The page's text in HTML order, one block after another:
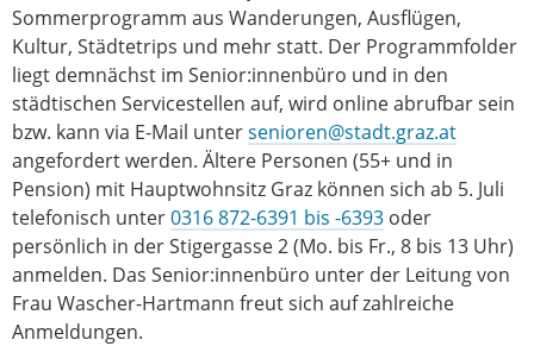
Sommerprogramm aus Wanderungen, Ausflügen,
Kultur, Städtetrips und mehr statt. Der Programmfolder
liegt demnächst im Senior:innenbüro und in den
städtischen Servicestellen auf, wird online abrufbar sein
bzw. kann via E-Mail untersenioren@stadt.graz.at
angefordert werden. Ältere Personen (55+ und in
Pension) mit Hauptwohnsitz Graz können sich ab 5. Juli
telefonisch unter0316 872-6391 bis -6393 oder
persönlich in der Stigergasse 2 (Mo. bis Fr., 8 bis 13 Uhr)
anmelden. Das Senior:innenbüro unter der Leitung von
Frau Wascher-Hartmann freut sich auf zahlreiche
Anmeldungen.